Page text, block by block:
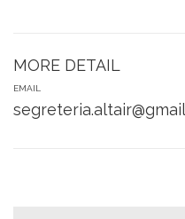
MORE DETAIL
EMAIL